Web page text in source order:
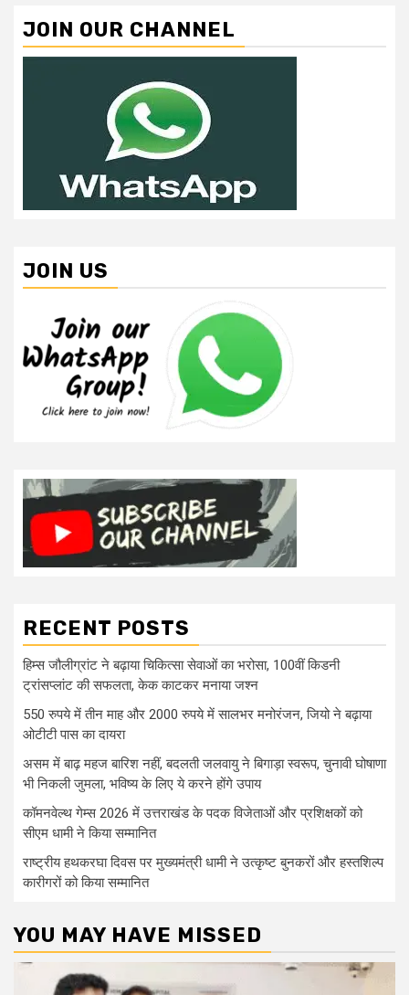
JOIN OUR CHANNEL
JOIN US
RECENT POSTS
हिम्स जौलीग्रांट ने बढ़ाया चिकित्सा सेवाओं का भरोसा, 100वीं किडनी
ट्रांसप्लांट की सफलता, केक काटकर मनाया जश्न
550 रुपये में तीन माह और 2000 रुपये में सालभर मनोरंजन, जियो ने बढ़ाया
ओटीटी पास का दायरा
असम में बाढ़ महज बारिश नहीं, बदलती जलवायु ने बिगाड़ा स्वरूप, चुनावी घोषाणा
भी निकली जुमला, भविष्य के लिए ये करने होंगे उपाय
कॉमनवेल्थ गेम्स 2026 में उत्तराखंड के पदक विजेताओं और प्रशिक्षकों को
सीएम धामी ने किया सम्मानित
राष्ट्रीय हथकरघा दिवस पर मुख्यमंत्री धामी ने उत्कृष्ट बुनकरों और हस्तशिल्प
कारीगरों को किया सम्मानित
YOU MAY HAVE MISSED